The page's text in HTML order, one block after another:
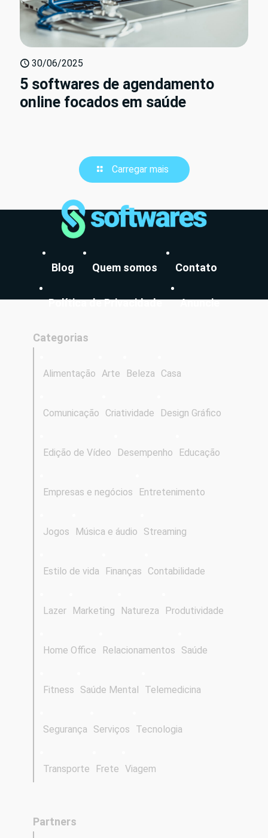
30/06/2025
5 softwares de agendamento
online focados em saúde
Carregar mais
Blog Quem somos Contato
Política de Privacidade Anuncie
Categorias
Alimentação Arte Beleza Casa
Comunicação Criatividade Design Gráfico
Edição de Vídeo Desempenho Educação
Empresas e negócios Entretenimento
Jogos Música e áudio Streaming
Estilo de vida Finanças Contabilidade
Lazer Marketing Natureza Produtividade
Home Office Relacionamentos Saúde
Fitness Saúde Mental Telemedicina
Segurança Serviços Tecnologia
Transporte Frete Viagem
Partners